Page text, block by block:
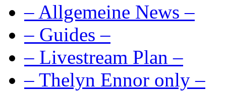
– Allgemeine News –
– Guides –
– Livestream Plan –
– Thelyn Ennor only –